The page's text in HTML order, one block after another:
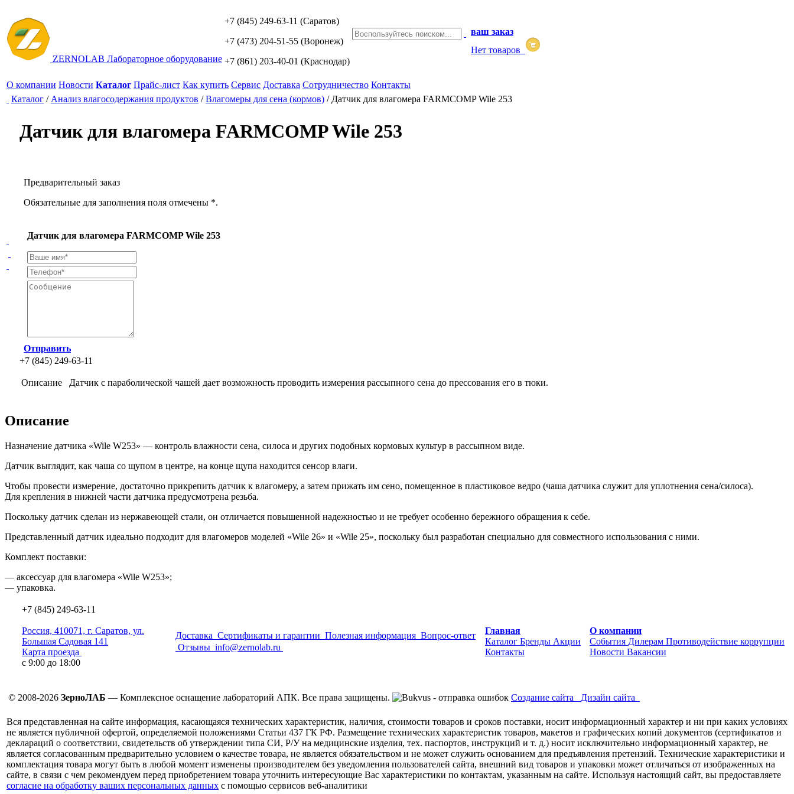
ZERNOLAB Лабораторное оборудование
+7 (845) 249-63-11 (Саратов)
+7 (473) 204-51-55 (Воронеж)
+7 (861) 203-40-01 (Краснодар)
ваш заказ
Нет товаров
О компании Новости Каталог Прайс-лист Как купить Сервис Доставка Сотрудничество Контакты
Каталог / Анализ влагосодержания продуктов /Влагомеры для сена (кормов) / Датчик для влагомера FARMCOMP Wile 253
Датчик для влагомера FARMCOMP Wile 253
Предварительный заказ
Обязательные для заполнения поля отмечены *.
Датчик для влагомера FARMCOMP Wile 253
Отправить
+7 (845) 249-63-11
Описание Датчик с параболической чашей дает возможность проводить измерения рассыпного сена до прессования его в тюки.
Описание
Назначение датчика «Wile W253» — контроль влажности сена, силоса и других подобных кормовых культур в рассыпном виде.
Датчик выглядит, как чаша со щупом в центре, на конце щупа находится сенсор влаги.
Чтобы провести измерение, достаточно прикрепить датчик к влагомеру, а затем прижать им сено, помещенное в пластиковое ведро (чаша датчика служит для уплотнения сена/силоса).
Для крепления в нижней части датчика предусмотрена резьба.
Поскольку датчик сделан из нержавеющей стали, он отличается повышенной надежностью и не требует особенно бережного обращения к себе.
Представленный датчик идеально подходит для влагомеров моделей «Wile 26» и «Wile 25», поскольку был разработан специально для совместного использования с ними.
Комплект поставки:
— аксессуар для влагомера «Wile W253»;
— упаковка.
+7 (845) 249-63-11
Россия, 410071, г. Саратов, ул.
Большая Садовая 141
Карта проезда
с 9:00 до 18:00
Доставка Сертификаты и гарантии Полезная информация Вопрос-ответ
Отзывы info@zernolab.ru
Главная
Каталог Бренды Акции
Контакты
О компании
События Дилерам Противодействие коррупции
Новости Вакансии
© 2008-2026 ЗерноЛАБ — Комплексное оснащение лабораторий АПК. Все права защищены. Создание сайта Дизайн сайта
Вся представленная на сайте информация, касающаяся технических характеристик, наличия, стоимости товаров и сроков поставки, носит информационный характер и ни при каких условиях
не является публичной офертой, определяемой положениями Статьи 437 ГК РФ. Размещение технических характеристик товаров, макетов и графических копий документов (сертификатов и
деклараций о соответствии, свидетельств об утверждении типа СИ, Р/У на медицинские изделия, тех. паспортов, инструкций и т. д.) носит исключительно информационный характер, не
является согласованным предварительно условием о качестве товара, не является обязательством и не может служить основанием для предъявления претензий. Технические характеристики и
комплектация товара могут быть в любой момент изменены производителем без уведомления пользователей сайта, внешний вид товаров и упаковки может отличаться от изображенных на
сайте, в связи с чем рекомендуем перед приобретением товара уточнить интересующие Вас характеристики по контактам, указанным на сайте. Используя настоящий сайт, вы предоставляете
согласие на обработку ваших персональных данных с помощью сервисов веб-аналитики